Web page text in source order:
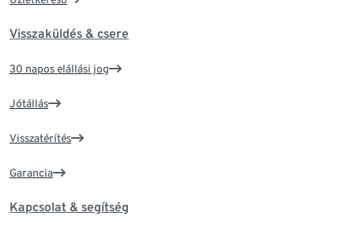
Visszaküldés & csere
30 napos elállási jog
Jótállás
Visszatérítés
Garancia
Kapcsolat & segítség